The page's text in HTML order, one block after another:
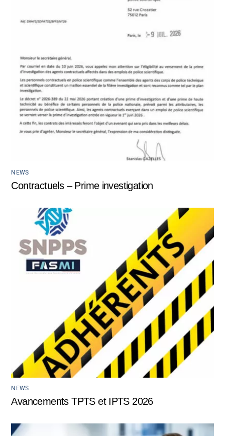
NEWS
Contractuels – Prime investigation
NEWS
Avancements TPTS et IPTS 2026